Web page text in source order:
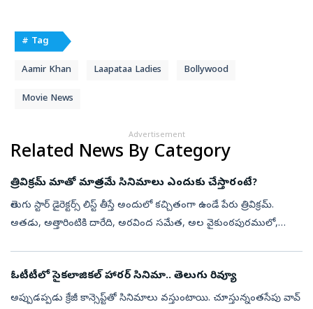
# Tag
Aamir Khan Laapataa Ladies Bollywood
Movie News
Advertisement
Related News By Category
త్రివిక్రమ్ మాతో మాత్రమే సినిమాలు ఎందుకు చేస్తారంటే?
తెలుగు స్టార్ డైరెక్టర్స్ లిస్ట్ తీస్తే అందులో కచ్చితంగా ఉండే పేరు త్రివిక్రమ్.
అతడు, అ‍త్తారింటికి దారేది, అరవింద సమేత, అల వైకుంఠపురములో,
ఓటీటీలో సైకలాజికల్ హారర్ సినిమా.. తెలుగు రివ్యూ
అప్పుడప్పడు క్రేజీ కాన్సెప్ట్‌తో సినిమాలు వస్తుంటాయి. చూస్తున్నంతసేపు వావ్